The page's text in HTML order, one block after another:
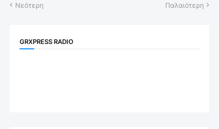
Νεότερη Παλαιότερη
GRXPRESS RADIO